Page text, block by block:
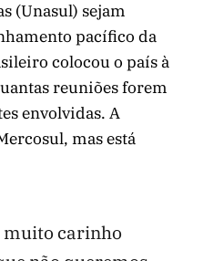
(Unasul) sejam
pacífico da
colocou o país à
reuniões forem
envolvidas. A
mas está
muito carinho